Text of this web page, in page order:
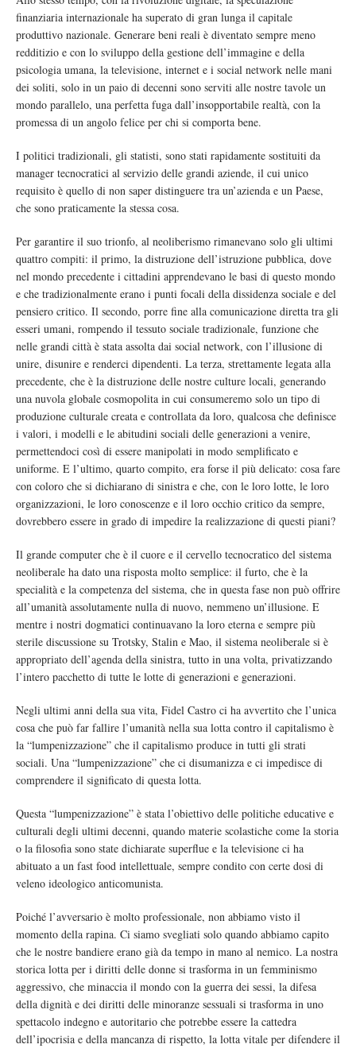
finanziaria internazionale ha superato di gran lunga il capitale
produttivo nazionale. Generare beni reali è diventato sempre meno
redditizio e con lo sviluppo della gestione dell’immagine e della
psicologia umana, la televisione, internet e i social network nelle mani
dei soliti, solo in un paio di decenni sono serviti alle nostre tavole un
mondo parallelo, una perfetta fuga dall’insopportabile realtà, con la
promessa di un angolo felice per chi si comporta bene.
I politici tradizionali, gli statisti, sono stati rapidamente sostituiti da
manager tecnocratici al servizio delle grandi aziende, il cui unico
requisito è quello di non saper distinguere tra un’azienda e un Paese,
che sono praticamente la stessa cosa.
Per garantire il suo trionfo, al neoliberismo rimanevano solo gli ultimi
quattro compiti: il primo, la distruzione dell’istruzione pubblica, dove
nel mondo precedente i cittadini apprendevano le basi di questo mondo
e che tradizionalmente erano i punti focali della dissidenza sociale e del
pensiero critico. Il secondo, porre fine alla comunicazione diretta tra gli
esseri umani, rompendo il tessuto sociale tradizionale, funzione che
nelle grandi città è stata assolta dai social network, con l’illusione di
unire, disunire e renderci dipendenti. La terza, strettamente legata alla
precedente, che è la distruzione delle nostre culture locali, generando
una nuvola globale cosmopolita in cui consumeremo solo un tipo di
produzione culturale creata e controllata da loro, qualcosa che definisce
i valori, i modelli e le abitudini sociali delle generazioni a venire,
permettendoci così di essere manipolati in modo semplificato e
uniforme. E l’ultimo, quarto compito, era forse il più delicato: cosa fare
con coloro che si dichiarano di sinistra e che, con le loro lotte, le loro
organizzazioni, le loro conoscenze e il loro occhio critico da sempre,
dovrebbero essere in grado di impedire la realizzazione di questi piani?
Il grande computer che è il cuore e il cervello tecnocratico del sistema
neoliberale ha dato una risposta molto semplice: il furto, che è la
specialità e la competenza del sistema, che in questa fase non può offrire
all’umanità assolutamente nulla di nuovo, nemmeno un’illusione. E
mentre i nostri dogmatici continuavano la loro eterna e sempre più
sterile discussione su Trotsky, Stalin e Mao, il sistema neoliberale si è
appropriato dell’agenda della sinistra, tutto in una volta, privatizzando
l’intero pacchetto di tutte le lotte di generazioni e generazioni.
Negli ultimi anni della sua vita, Fidel Castro ci ha avvertito che l’unica
cosa che può far fallire l’umanità nella sua lotta contro il capitalismo è
la “lumpenizzazione” che il capitalismo produce in tutti gli strati
sociali. Una “lumpenizzazione” che ci disumanizza e ci impedisce di
comprendere il significato di questa lotta.
Questa “lumpenizzazione” è stata l’obiettivo delle politiche educative e
culturali degli ultimi decenni, quando materie scolastiche come la storia
o la filosofia sono state dichiarate superflue e la televisione ci ha
abituato a un fast food intellettuale, sempre condito con certe dosi di
veleno ideologico anticomunista.
Poiché l’avversario è molto professionale, non abbiamo visto il
momento della rapina. Ci siamo svegliati solo quando abbiamo capito
che le nostre bandiere erano già da tempo in mano al nemico. La nostra
storica lotta per i diritti delle donne si trasforma in un femminismo
aggressivo, che minaccia il mondo con la guerra dei sessi, la difesa
della dignità e dei diritti delle minoranze sessuali si trasforma in uno
spettacolo indegno e autoritario che potrebbe essere la cattedra
dell’ipocrisia e della mancanza di rispetto, la lotta vitale per difendere il